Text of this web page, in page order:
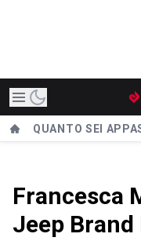
QUANTO SEI
Francesca
Jeep Brand